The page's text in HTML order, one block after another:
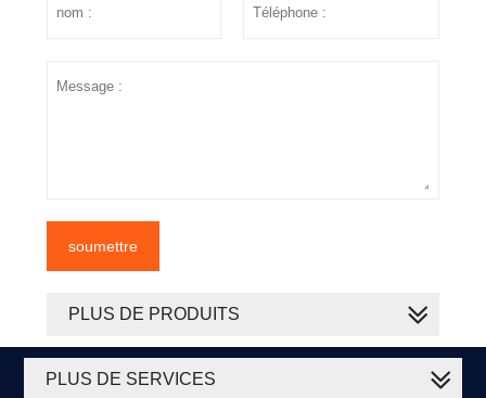
soumettre
PLUS DE PRODUITS
PLUS DE SERVICES